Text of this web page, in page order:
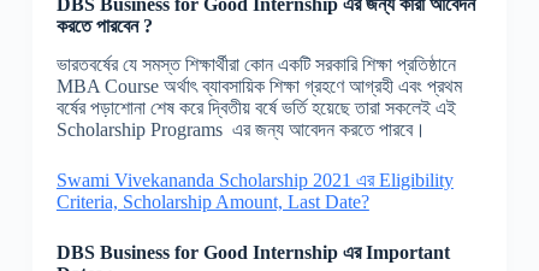
করতে পারবেন ?
ভারতবর্ষের যে সমস্ত শিক্ষার্থীরা কোন একটি সরকারি শিক্ষা প্রতিষ্ঠানে
MBA Course অর্থাৎ ব্যাবসায়িক শিক্ষা গ্রহণে আগ্রহী এবং প্রথম
বর্ষের পড়াশোনা শেষ করে দ্বিতীয় বর্ষে ভর্তি হয়েছে তারা সকলেই এই
Scholarship Programs এর জন্য আবেদন করতে পারবে।
Swami Vivekananda Scholarship 2021 এর Eligibility
Criteria, Scholarship Amount, Last Date?
DBS Business for Good Internshipএর Important